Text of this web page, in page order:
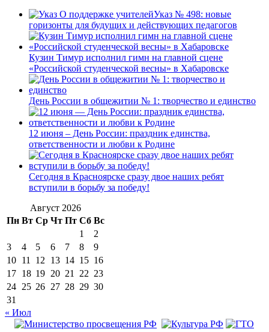
Указ № 498: новые
горизонты для будущих и действующих педагогов
Кузин Тимур исполнил гимн на главной сцене
«Российской студенческой весны» в Хабаровске
День России в общежитии № 1: творчество и единство
12 июня – День России: праздник единства,
ответственности и любви к Родине
Сегодня в Красноярске сразу двое наших ребят
вступили в борьбу за победу!
Август 2026
Пн Вт Ср Чт Пт Сб Вс
1
2
3
4 5 6 7 8
9
10 11 12 13 14 15 16
17 18 19 20 21 22 23
24 25 26 27 28 29 30
31
« Июл